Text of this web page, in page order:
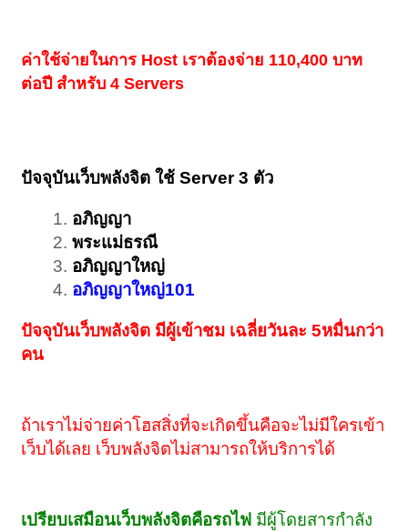
ค่าใช้จ่ายในการ Host เราต้องจ่าย 110,400 บาท
ต่อปี สำหรับ 4 Servers
ปัจจุบันเว็บพลังจิต ใช้ Server 3 ตัว
อภิญญา
พระแม่ธรณี
อภิญญาใหญ่
อภิญญาใหญ่101
ปัจจุบันเว็บพลังจิต มีผู้เข้าชม เฉลี่ยวันละ 5หมื่นกว่า
คน
ถ้าเราไม่จ่ายค่าโฮสสิ่งที่จะเกิดขึ้นคือจะไม่มีใครเข้า
เว็บได้เลย เว็บพลังจิตไม่สามารถให้บริการได้
เปรียบเสมือนเว็บพลังจิตคือรถไฟ มีผู้โดยสารกำลัง